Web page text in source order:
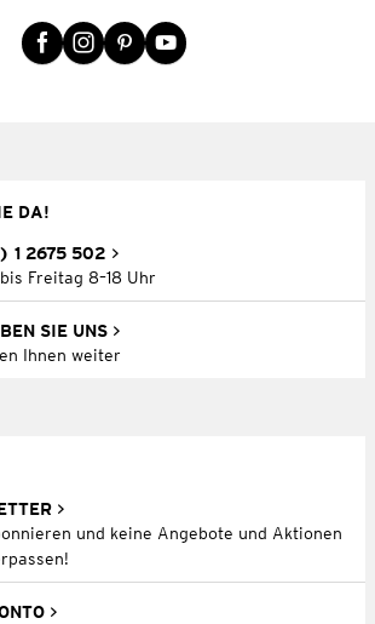
DA!
1 2675 502
Freitag 8–18 Uhr
SIE UNS
Ihnen weiter
und keine Angebote und Aktionen